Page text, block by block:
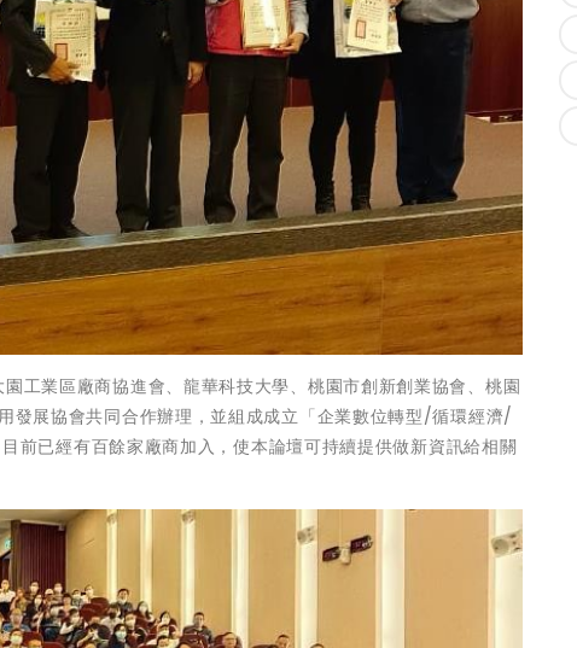
工業區廠商協進會、龍華科技大學、桃園市創新創業協會、桃園
發展協會共同合作辦理，並組成成立「企業數位轉型/循環經濟/
前已經有百餘家廠商加入，使本論壇可持續提供做新資訊給相關